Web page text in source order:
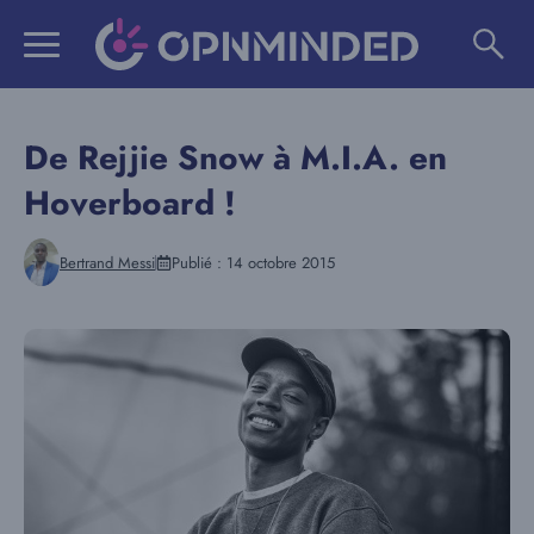
De Rejjie Snow à M.I.A. en
Hoverboard !
Bertrand Messi Publié : 14 octobre 2015